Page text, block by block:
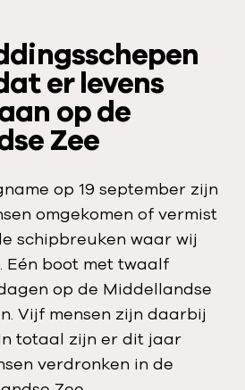
er levens
op de
Zee
op 19 september zijn
omgekomen of vermist
schipbreuken waar wij
Eén boot met twaalf
op de Middellandse
Vijf mensen zijn daarbij
totaal zijn er dit jaar
verdronken in de